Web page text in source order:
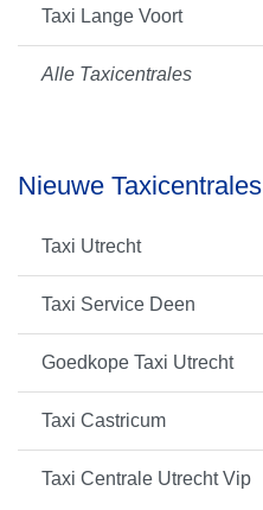
Taxi Lange Voort
Alle Taxicentrales
Nieuwe Taxicentrales
Taxi Utrecht
Taxi Service Deen
Goedkope Taxi Utrecht
Taxi Castricum
Taxi Centrale Utrecht Vip